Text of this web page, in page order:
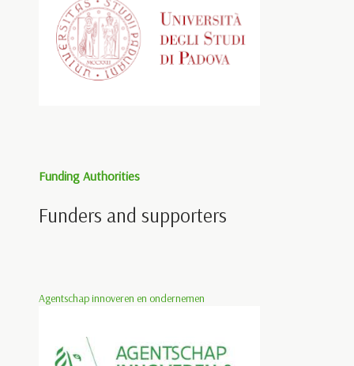
Funding Authorities
Funders and supporters
Agentschap innoveren en ondernemen